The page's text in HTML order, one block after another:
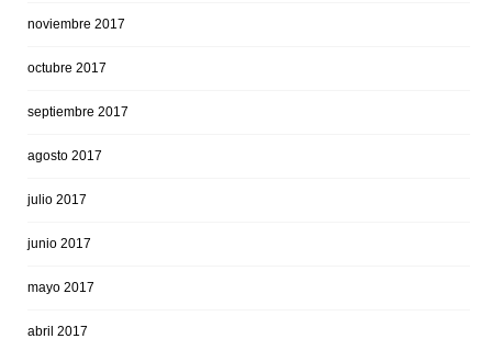
noviembre 2017
octubre 2017
septiembre 2017
agosto 2017
julio 2017
junio 2017
mayo 2017
abril 2017